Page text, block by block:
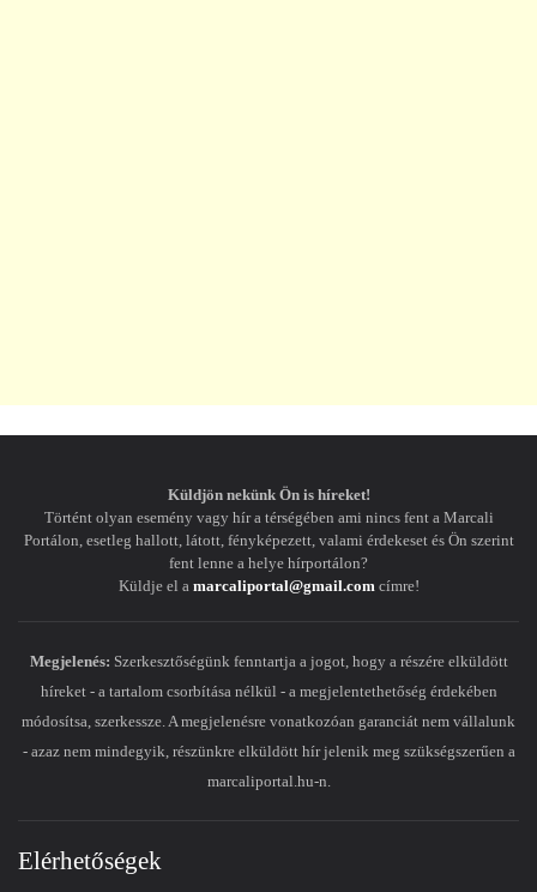
Küldjön nekünk Ön is híreket!
Történt olyan esemény vagy hír a térségében ami nincs fent a Marcali
Portálon, esetleg hallott, látott, fényképezett, valami érdekeset és Ön szerint
fent lenne a helye hírportálon?
Küldje el a marcaliportal@gmail.comcímre!
Megjelenés: Szerkesztőségünk fenntartja a jogot, hogy a részére elküldött
híreket - a tartalom csorbítása nélkül - a megjelentethetőség érdekében
módosítsa, szerkessze. A megjelenésre vonatkozóan garanciát nem vállalunk
- azaz nem mindegyik, részünkre elküldött hír jelenik meg szükségszerűen a
marcaliportal.hu-n.
Elérhetőségek